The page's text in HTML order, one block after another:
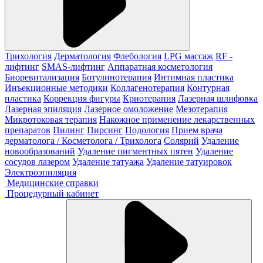
Трихология Дерматология Флебология LPG массаж RF -
лифтинг SMAS-лифтинг Аппаратная косметология
Биоревитализация Ботулинотерапия Интимная пластика
Инъекционные методики Коллагенотерапия Контурная
пластика Коррекция фигуры Криотерапия Лазерная шлифовка
Лазерная эпиляция Лазерное омоложение Мезотерапия
Микротоковая терапия Накожное применение лекарственных
препаратов Пилинг Пирсинг Подология Прием врача
дерматолога / Косметолога / Трихолога Солярий Удаление
новообразований Удаление пигментных пятен Удаление
сосудов лазером Удаление татуажа Удаление татуировок
Электроэпиляция
Медицинские справки
Процедурный кабинет